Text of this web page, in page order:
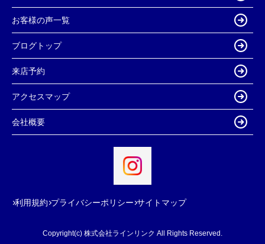
お客様の声一覧
ブログトップ
来店予約
アクセスマップ
会社概要
利用規約 プライバシーポリシー サイトマップ
Copyright(c) 株式会社ラインリンク All Rights Reserved.